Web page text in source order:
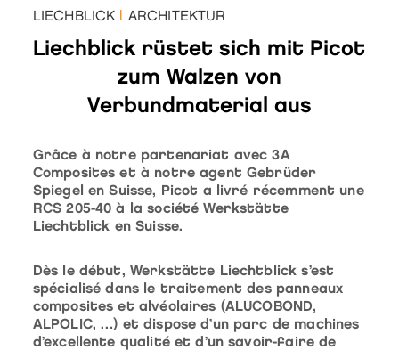
LIECHBLICK ARCHITEKTUR
Liechblick rüstet sich mit Picot
zum Walzen von
Verbundmaterial aus
Grâce à notre partenariat avec 3A
Composites et à notre agent Gebrüder
Spiegel en Suisse, Picot a livré récemment une
RCS 205-40 à la société Werkstätte
Liechtblick en Suisse.
Dès le début, Werkstätte Liechtblick s’est
spécialisé dans le traitement des panneaux
composites et alvéolaires (ALUCOBOND,
ALPOLIC, …) et dispose d’un parc de machines
d’excellente qualité et d’un savoir-faire de